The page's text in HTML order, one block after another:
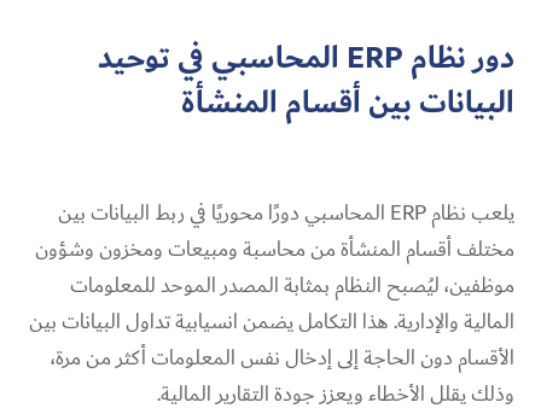
دور نظام ERP المحاسبي في توحيد
البيانات بين أقسام المنشأة
يلعب نظام ERP المحاسبي دورًا محوريًا في ربط البيانات بين
مختلف أقسام المنشأة من محاسبة ومبيعات ومخزون وشؤون
موظفين، ليُصبح النظام بمثابة المصدر الموحد للمعلومات
المالية والإدارية. هذا التكامل يضمن انسيابية تداول البيانات بين
الأقسام دون الحاجة إلى إدخال نفس المعلومات أكثر من مرة،
وذلك يقلل الأخطاء ويعزز جودة التقارير المالية.